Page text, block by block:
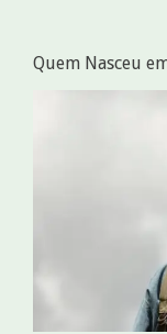
Quem Nasceu